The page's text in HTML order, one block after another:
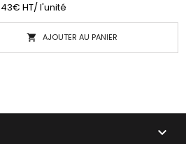
HT/ l'unité
 AJOUTER AU PANIER
